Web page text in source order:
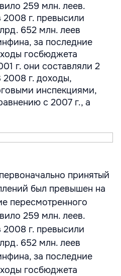
259 млн. леев.
г. превысили
652 млн. леев
за последние
госбюджета
г. они составляли 2
2008 г. доходы,
инспекциями,
с 2007 г., а
принятый
был превышен на
пересмотренного
259 млн. леев.
г. превысили
652 млн. леев
за последние
госбюджета